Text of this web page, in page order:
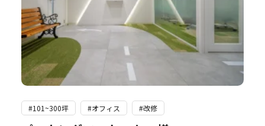
#101~300坪 #オフィス #改修